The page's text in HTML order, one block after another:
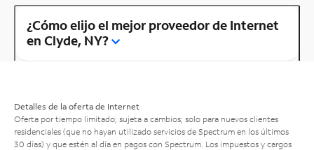
¿Cómo elijo el mejor proveedor de Internet
en Clyde, NY?
Detalles de la oferta de Internet
Oferta por tiempo limitado; sujeta a cambios; solo para nuevos clientes
residenciales (que no hayan utilizado servicios de Spectrum en los últimos
30 días) y que estén al día en pagos con Spectrum. Los impuestos y cargos